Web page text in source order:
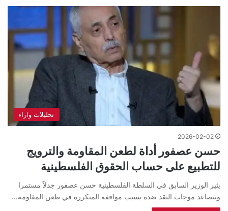
تحليلات واراء
2026-02-02
حسن عصفور أداة لطعن المقاومة والترويج
للتطبيع على حساب الحقوق الفلسطينية
يثير الوزير السابق في السلطة الفلسطينية حسن عصفور جدلاً مستمرا
وتتصاعد موجات النقد ضده بسبب مواقفه المتكررة في طعن المقاومة…